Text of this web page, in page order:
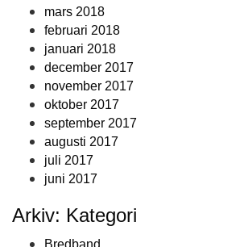
mars 2018
februari 2018
januari 2018
december 2017
november 2017
oktober 2017
september 2017
augusti 2017
juli 2017
juni 2017
Arkiv: Kategori
Bredband